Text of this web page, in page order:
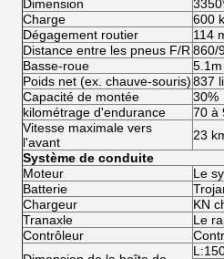
Dimension
Charge
600
Dégagement routier
114
Distance entre les pneus F/R 860/
Basse-roue
5.1m
Poids net (ex. chauve-souris)837
Capacité de montée
30%
kilométrage d'endurance
70 à
Vitesse maximale vers
l'avant
23
Système de conduite
Moteur
Le
Batterie
Chargeur
KN
Tranaxle
Le
Contrôleur